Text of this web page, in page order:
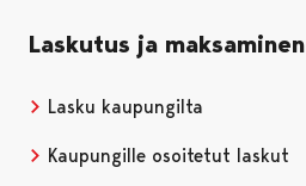
Laskutus ja maksaminen
Lasku kaupungilta
Kaupungille osoitetut laskut